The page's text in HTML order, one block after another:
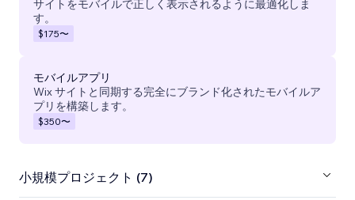
サイトをモバイルで正しく表示されるように最適化しま
す。
$175〜
モバイルアプリ
Wix サイトと同期する完全にブランド化されたモバイルア
プリを構築します。
$350〜
小規模プロジェクト (7)